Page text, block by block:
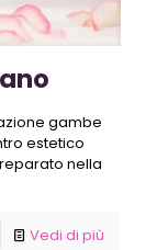
gambe
estetico
nella
Vedi di più